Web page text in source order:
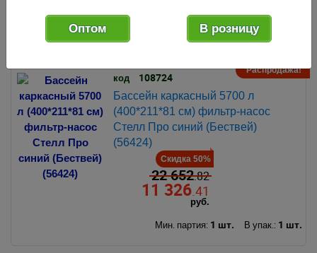
Мин. партия:1 шт. В упак.:
Распродажа!
код 108724
Бассейн каркасный 5700 л
(400*211*81 см) фильтр-насос
Стелл Про синий (Бествей)
(56424)
Скидка 50%
22 652.82
11 326.41
руб.
Мин. партия: 1 шт. В упак.: 1 шт.
Оптом В розницу